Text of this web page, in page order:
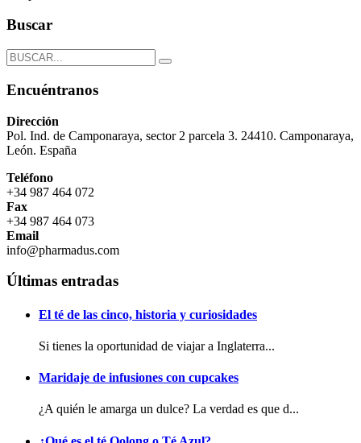
Buscar
Encuéntranos
Dirección
Pol. Ind. de Camponaraya, sector 2 parcela 3. 24410. Camponaraya,
León. España
Teléfono
+34 987 464 072
Fax
+34 987 464 073
Email
info@pharmadus.com
Últimas entradas
El té de las cinco, historia y curiosidades
Si tienes la oportunidad de viajar a Inglaterra...
Maridaje de infusiones con cupcakes
¿A quién le amarga un dulce? La verdad es que d...